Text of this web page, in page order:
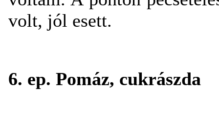
volt, jól esett.
6. ep. Pomáz, cukrászda